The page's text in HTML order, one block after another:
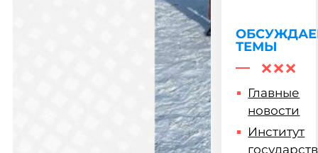
жертв
геноцида
советского
народа
ТЕМЫ
Главные
новости
Институт